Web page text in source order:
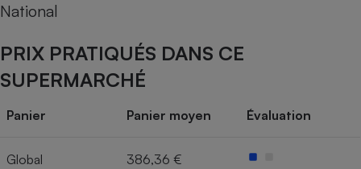
National
PRIX PRATIQUÉS DANS CE
SUPERMARCHÉ
Panier Panier moyen Évaluation
Global 386,36 €
Climatiseur -